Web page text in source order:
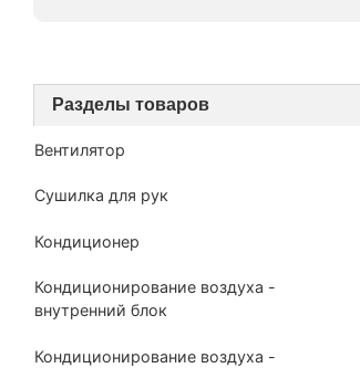
Разделы товаров
Вентилятор
Сушилка для рук
Кондиционер
Кондиционирование воздуха -
внутренний блок
Кондиционирование воздуха -